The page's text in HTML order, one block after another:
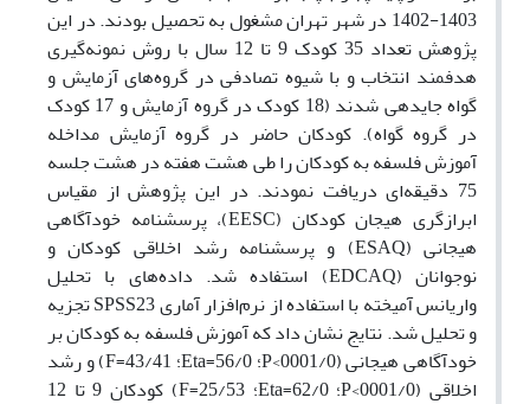
1403-1402 در شهر تهران مشغول به تحصیل بودند. در این
پژوهش تعداد 35 کودک 9 تا 12 سال با روش نمونه‌گیری
هدفمند انتخاب و با شیوه تصادفی در گروه‌های آزمایش و
گواه جایدهی شدند (18 کودک در گروه آزمایش و 17 کودک
در گروه گواه). کودکان حاضر در گروه آزمایش مداخله
آموزش فلسفه به کودکان را طی هشت هفته در هشت جلسه
75 دقیقه‌ای دریافت نمودند. در این پژوهش از مقیاس
ابرازگری هیجان کودکان (EESC)، پرسشنامه خودآگاهی
هیجانی (ESAQ) و پرسشنامه رشد اخلاقی کودکان و
نوجوانان (EDCAQ) استفاده شد. داده‌های با تحلیل
واریانس آمیخته با استفاده از نرم‌افزار آماری SPSS23 تجزیه
و تحلیل شد. نتایج نشان داد که آموزش فلسفه به کودکان بر
خودآگاهی هیجانی (0001/0>P؛ 56/0=Eta؛ 43/41=F) و رشد
اخلاقی (0001/0>P؛ 62/0=Eta؛ 25/53=F) کودکان 9 تا 12